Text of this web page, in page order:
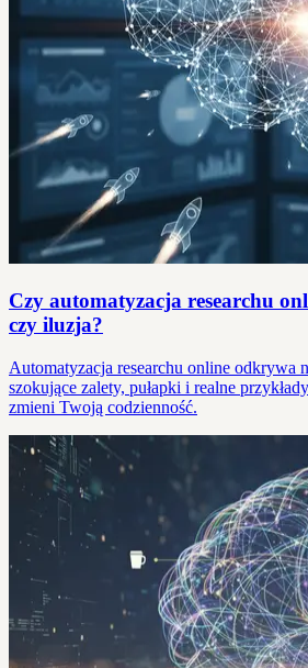
Czy automatyzacja researchu
czy iluzja?
Automatyzacja researchu online odkrywa
szokujące zalety, pułapki i realne
zmieni Twoją codzienność.